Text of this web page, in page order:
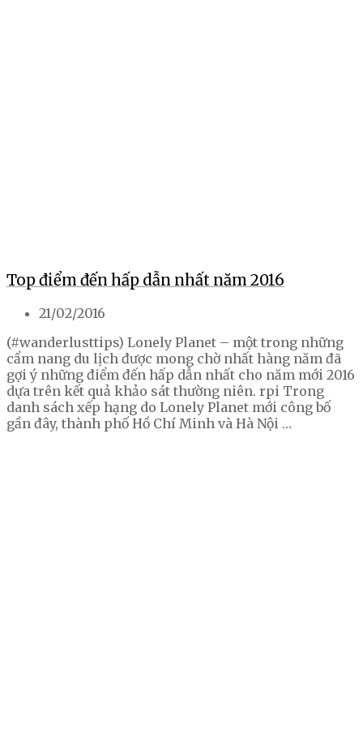
Top điểm đến hấp dẫn nhất năm 2016
21/02/2016
(#wanderlusttips) Lonely Planet – một trong những
cẩm nang du lịch được mong chờ nhất hàng năm đã
gợi ý những điểm đến hấp dẫn nhất cho năm mới 2016
dựa trên kết quả khảo sát thường niên. rpi Trong
danh sách xếp hạng do Lonely Planet mới công bố
gần đây, thành phố Hồ Chí Minh và Hà Nội …